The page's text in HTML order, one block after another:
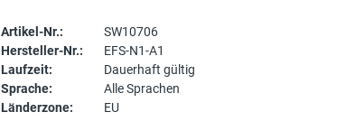
Artikel-Nr.:
SW10706
Hersteller-Nr.:
EFS-N1-A1
Laufzeit:
Dauerhaft gültig
Sprache:
Alle Sprachen
Länderzone:
EU